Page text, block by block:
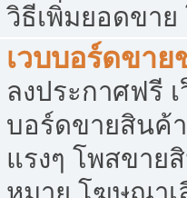
วิธีเพิ่มยอดขาย
เวบบอร์ดขา
ลงประกาศฟรี
บอร์ดขายสินค้
แรงๆ โพสขาย